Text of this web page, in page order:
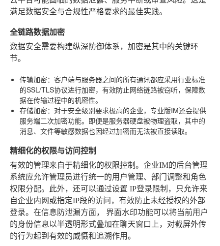
满足数据安全与合规性严格要求的最佳实践。
全链路数据加密
数据安全需要构建纵深防御体系，加密是其中的关键环
节。
传输加密：客户端与服务器之间的所有通讯都应采用行业标准
的SSL/TLS协议进行加密，有效防止网络链路被窃听，保障数
据在传输过程中的机密性。
存储加密：对于安全级别要求极高的企业，专业版IM还会提供
服务端二次加密功能。即便是服务器硬盘被物理盗取，其中的
消息、文件等敏感数据也因经过加密而无法被直接读取。
精细化的权限与访问控制
有效的管理来自于精细化的权限控制。企业IM的后台管理
系统应允许管理员进行统一的用户管理、部门调整和角色
权限分配。此外，还可以通过设置 IP登录限制 ，只允许来
自企业内网或指定IP段的访问，有效防止未经授权的外部
登录。在信息防泄漏方面， 界面水印功能可以将当前用户
的身份信息以半透明形式叠加在聊天窗口上，对截屏外传
的行为起到有效的威慑和追溯作用。